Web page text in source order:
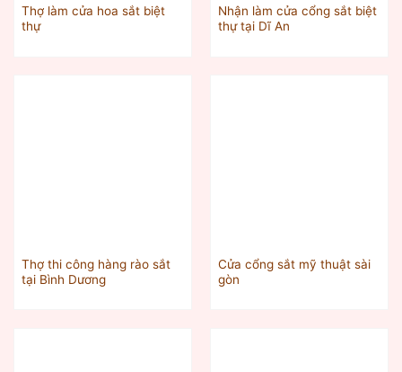
Thợ làm cửa hoa sắt biệt
thự
Nhận làm cửa cổng sắt biệt
thự tại Dĩ An
Thợ thi công hàng rào sắt
tại Bình Dương
Cửa cổng sắt mỹ thuật sài
gòn